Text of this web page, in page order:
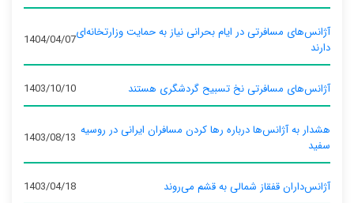
آژانس‌های مسافرتی در ایام بحرانی نیاز به حمایت وزارتخانه‌ای
دارند
1404/04/07
آژانس‌های مسافرتی نخ تسبیح گردشگری هستند 1403/10/10
هشدار به آژانس‌ها درباره رها کردن مسافران ایرانی در روسیه
سفید
1403/08/13
آژانس‌داران قفقاز شمالی به قشم می‌روند 1403/04/18